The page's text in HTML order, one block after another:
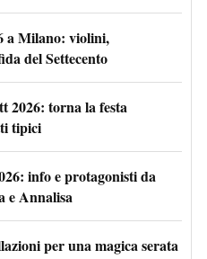
a Milano: violini,
del Settecento
2026: torna la festa
tipici
info e protagonisti da
e Annalisa
per una magica serata